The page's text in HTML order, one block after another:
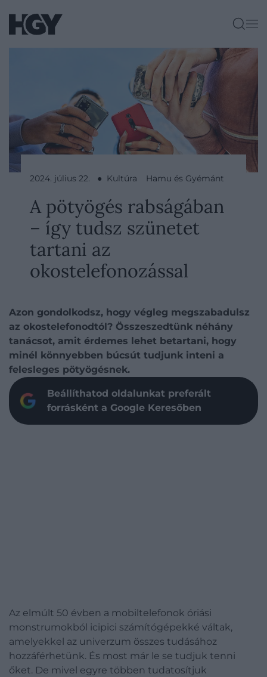
2024. július 22. ● Kultúra Hamu és Gyémánt
A pötyögés rabságában
– így tudsz szünetet
tartani az
okostelefonozással
Azon gondolkodsz, hogy végleg megszabadulsz
az okostelefonodtól? Összeszedtünk néhány
tanácsot, amit érdemes lehet betartani, hogy
minél könnyebben búcsút tudjunk inteni a
felesleges pötyögésnek.
Beállíthatod oldalunkat preferált
forrásként a Google Keresőben
Az elmúlt 50 évben a mobiltelefonok óriási
monstrumokból icipici számítógépekké váltak,
amelyekkel az univerzum összes tudásához
hozzáférhetünk. És most már le se tudjuk tenni
őket. De mivel egyre többen tudatosítjuk